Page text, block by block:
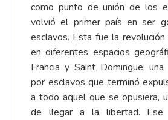
como punto de unión de los
volvió el primer país en ser
esclavos. Esta fue la
en diferentes espacios
Francia y Saint Domingue; una
por esclavos que terminó
a todo aquel que se opusiera,
de llegar a la libertad. Ese